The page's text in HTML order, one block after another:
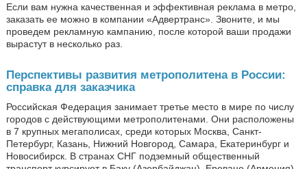
Если вам нужна качественная и эффективная реклама в метро,
заказать ее можно в компании «Адвертранс». Звоните, и мы
проведем рекламную кампанию, после которой ваши продажи
вырастут в несколько раз.
Перспективы развития метрополитена в России:
справка для заказчика
Российская Федерация занимает третье место в мире по числу
городов с действующими метрополитенами. Они расположены
в 7 крупных мегаполисах, среди которых Москва, Санкт-
Петербург, Казань, Нижний Новгород, Самара, Екатеринбург и
Новосибирск. В странах СНГ подземный общественный